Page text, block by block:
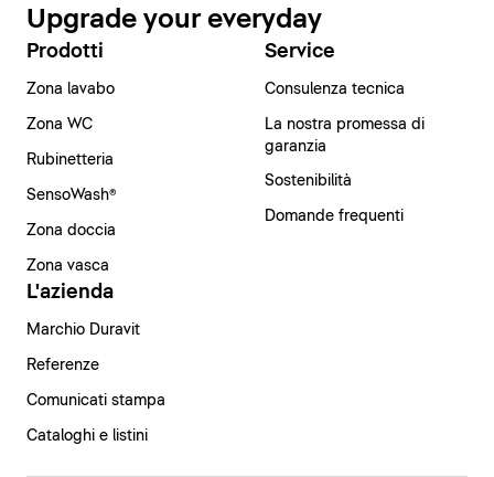
Upgrade your everyday
Prodotti
Zona lavabo
Zona WC
Rubinetteria
SensoWash®
Zona doccia
Zona vasca
Service
Consulenza tecnica
La nostra promessa di
garanzia
Sostenibilità
Domande frequenti
L'azienda
Marchio Duravit
Referenze
Comunicati stampa
Cataloghi e listini